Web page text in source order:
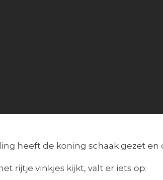
heeft de koning schaak gezet
rijtje vinkjes kijkt, valt er iets op: